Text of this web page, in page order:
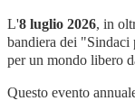
L'8 luglio 2026, in
bandiera dei "Sindaci
per un mondo libero
Questo evento